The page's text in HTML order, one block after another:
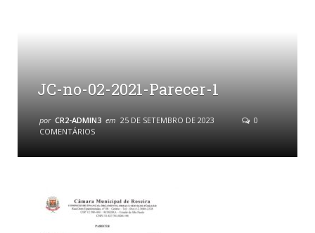
JC-no-02-2021-Parecer-1
por CR2-ADMIN3 em 25 DE SETEMBRO DE 2023
0
COMENTÁRIOS